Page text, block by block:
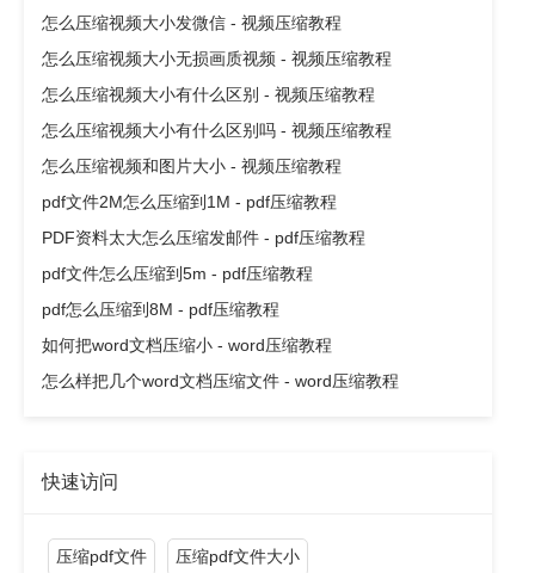
怎么压缩视频大小发微信 - 视频压缩教程
怎么压缩视频大小无损画质视频 - 视频压缩教程
怎么压缩视频大小有什么区别 - 视频压缩教程
怎么压缩视频大小有什么区别吗 - 视频压缩教程
怎么压缩视频和图片大小 - 视频压缩教程
pdf文件2M怎么压缩到1M - pdf压缩教程
PDF资料太大怎么压缩发邮件 - pdf压缩教程
pdf文件怎么压缩到5m - pdf压缩教程
pdf怎么压缩到8M - pdf压缩教程
如何把word文档压缩小 - word压缩教程
怎么样把几个word文档压缩文件 - word压缩教程
快速访问
压缩pdf文件 压缩pdf文件大小